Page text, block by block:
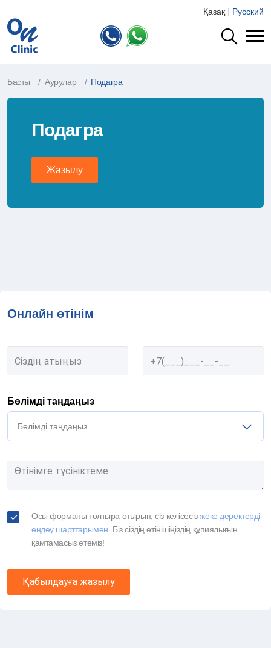
Қазақ | Русский
Басты Аурулар Подагра
Подагра
Жазылу
Онлайн өтінім
Бөлімді таңдаңыз
Бөлімді таңдаңыз
Осы форманы толтыра отырып, сіз келісесізжеке деректерді
өңдеу шарттарымен . Біз сіздің өтінішіңіздің құпиялығын
қамтамасыз етеміз!
Қабылдауға жазылу